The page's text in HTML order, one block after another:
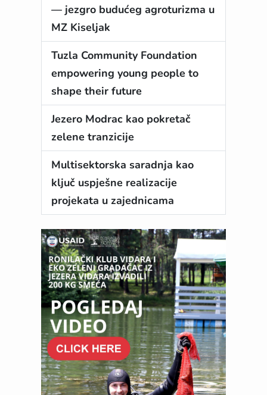
— jezgro budućeg agroturizma u
MZ Kiseljak
Tuzla Community Foundation
empowering young people to
shape their future
Jezero Modrac kao pokretač
zelene tranzicije
Multisektorska saradnja kao
ključ uspješne realizacije
projekata u zajednicama